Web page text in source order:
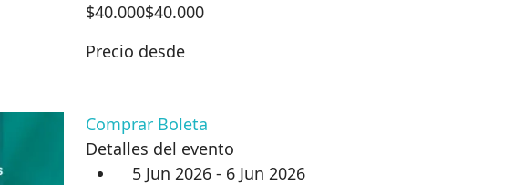
$40.000$40.000
Precio desde
Comprar Boleta
Detalles del evento
5 Jun 2026 - 6 Jun 2026